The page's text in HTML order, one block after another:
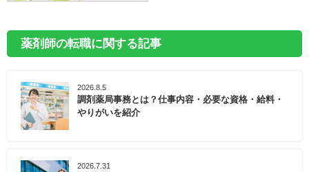
薬剤師の転職に関する記事
2026.8.5
調剤薬局事務とは？仕事内容・必要な資格・給料・
やりがいを紹介
2026.7.31